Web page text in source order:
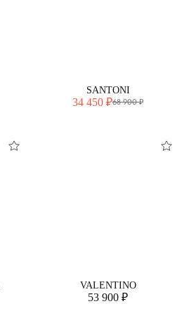
SANTONI
34 450 ₽68 900 ₽
VALENTINO
53 900 ₽